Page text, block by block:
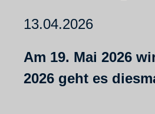
13.04.2026
Am 19. Mai 2026
2026 geht es